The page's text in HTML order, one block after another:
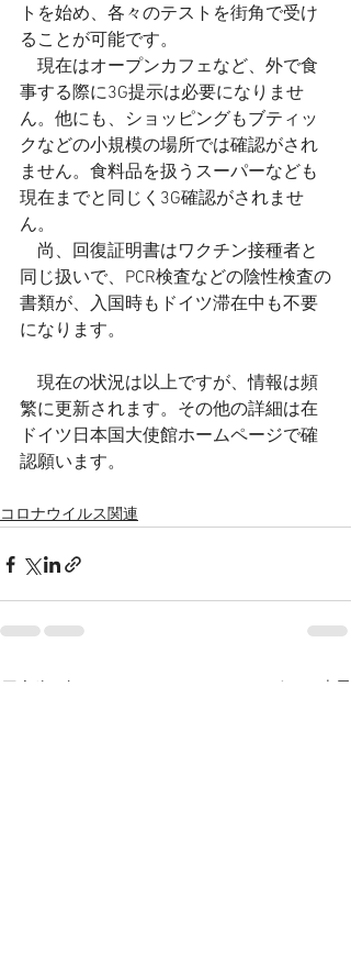
トを始め、各々のテストを街角で受け
ることが可能です。
現在はオープンカフェなど、外で食
事する際に3G提示は必要になりませ
ん。他にも、ショッピングもブティッ
クなどの小規模の場所では確認がされ
ません。食料品を扱うスーパーなども
現在までと同じく3G確認がされませ
ん。
尚、回復証明書はワクチン接種者と
同じ扱いで、PCR検査などの陰性検査の
書類が、入国時もドイツ滞在中も不要
になります。
現在の状況は以上ですが、情報は頻
繁に更新されます。その他の詳細は在
ドイツ日本国大使館ホームページで確
認願います。
コロナウイルス関連